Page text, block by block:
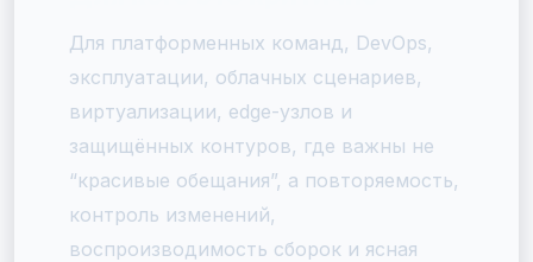
Для платформенных команд, DevOps,
эксплуатации, облачных сценариев,
виртуализации, edge-узлов и
защищённых контуров, где важны не
“красивые обещания”, а повторяемость,
контроль изменений,
воспроизводимость сборок и ясная